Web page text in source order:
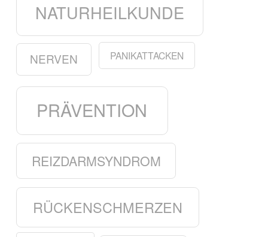
NATURHEILKUNDE
NERVEN PANIKATTACKEN
PRÄVENTION
REIZDARMSYNDROM
RÜCKENSCHMERZEN